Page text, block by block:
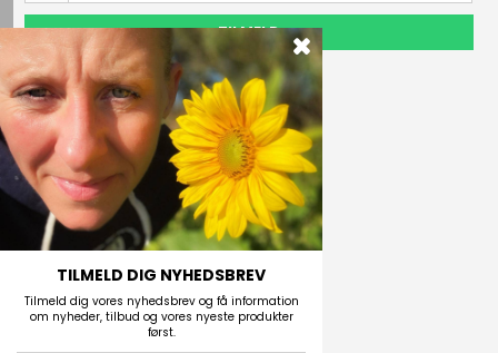
TILMELD
Outdoor i Centrum
Perlegade 44
6400 Sønderborg, Danmark
Telefonnr.
(+45) 74 43 53 55
E-mail
TILMELD DIG NYHEDSBREV
Tilmeld dig vores nyhedsbrev og få information
om nyheder, tilbud og vores nyeste produkter
først.